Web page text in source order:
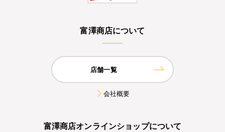
富澤商店について
店舗一覧
会社概要
富澤商店オンラインショップについて